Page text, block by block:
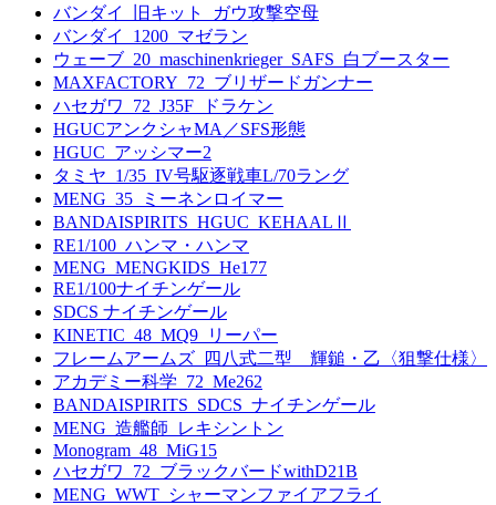
バンダイ_旧キット_ガウ攻撃空母
バンダイ_1200_マゼラン
ウェーブ_20_maschinenkrieger_SAFS_白ブースター
MAXFACTORY_72_ブリザードガンナー
ハセガワ_72_J35F_ドラケン
HGUCアンクシャMA／SFS形態
HGUC_アッシマー2
タミヤ_1/35_IV号駆逐戦車L/70ラング
MENG_35_ミーネンロイマー
BANDAISPIRITS_HGUC_KEHAALⅡ
RE1/100_ハンマ・ハンマ
MENG_MENGKIDS_He177
RE1/100ナイチンゲール
SDCS ナイチンゲール
KINETIC_48_MQ9_リーパー
フレームアームズ_四八式二型 輝鎚・乙〈狙撃仕様〉
アカデミー科学_72_Me262
BANDAISPIRITS_SDCS_ナイチンゲール
MENG_造艦師_レキシントン
Monogram_48_MiG15
ハセガワ_72_ブラックバードwithD21B
MENG_WWT_シャーマンファイアフライ